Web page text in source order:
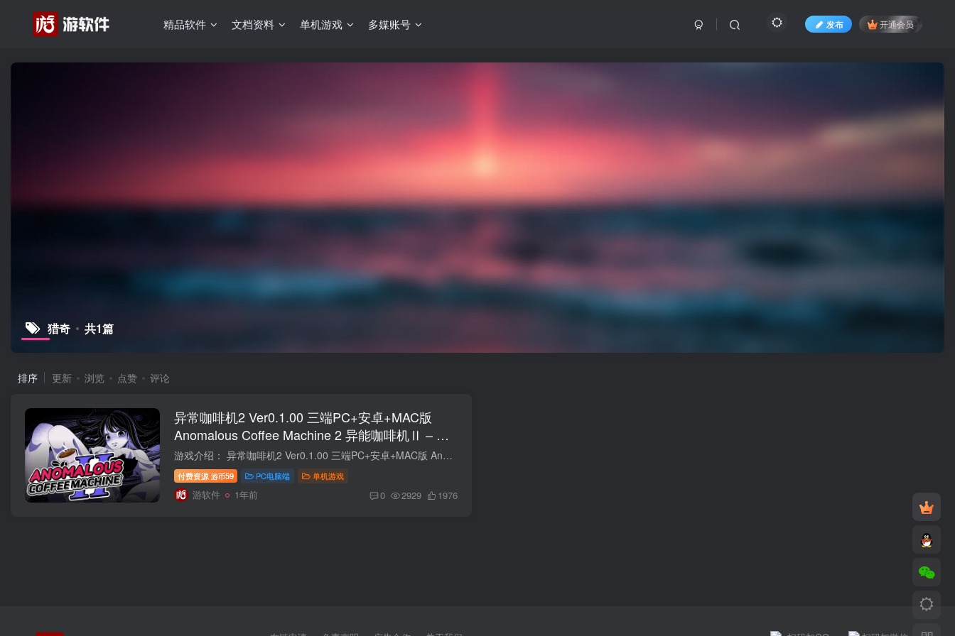
精品软件 文档资料 单机游戏 多媒账号 发布 开通会员
猎奇 共1篇
排序 更新 浏览 点赞 评论
异常咖啡机2 Ver0.1.00 三端PC+安卓+MAC版
Anomalous Coffee Machine 2 异能咖啡机Ⅱ – 异
常萃取篇~
游戏介绍： 异常咖啡机2 Ver0.1.00 三端PC+安卓+MAC版 Anomalous Coffee Machine 2 异能咖啡机Ⅱ - 异常萃取篇~在这个游戏中，你会遇到一个神秘的女孩，她要求你使用一台“异常咖啡机”。输入任...
付费资源 游币59 PC电脑端 单机游戏
游软件 1年前 0 2929 1976